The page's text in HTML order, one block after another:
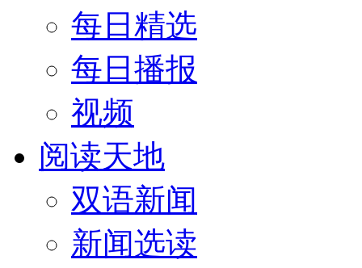
每日精选
每日播报
视频
阅读天地
双语新闻
新闻选读